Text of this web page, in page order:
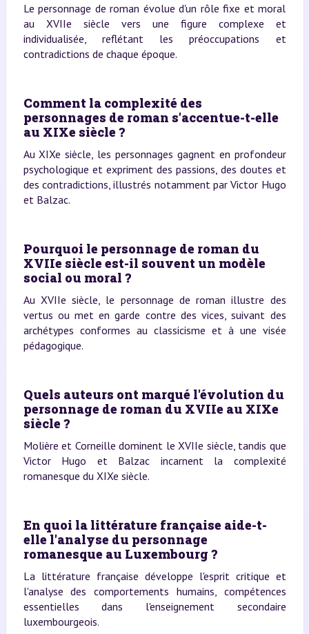
Le personnage de roman évolue d'un rôle fixe et moral
au XVIIe siècle vers une figure complexe et
individualisée, reflétant les préoccupations et
contradictions de chaque époque.
Comment la complexité des
personnages de roman s'accentue-t-elle
au XIXe siècle ?
Au XIXe siècle, les personnages gagnent en profondeur
psychologique et expriment des passions, des doutes et
des contradictions, illustrés notamment par Victor Hugo
et Balzac.
Pourquoi le personnage de roman du
XVIIe siècle est-il souvent un modèle
social ou moral ?
Au XVIIe siècle, le personnage de roman illustre des
vertus ou met en garde contre des vices, suivant des
archétypes conformes au classicisme et à une visée
pédagogique.
Quels auteurs ont marqué l'évolution du
personnage de roman du XVIIe au XIXe
siècle ?
Molière et Corneille dominent le XVIIe siècle, tandis que
Victor Hugo et Balzac incarnent la complexité
romanesque du XIXe siècle.
En quoi la littérature française aide-t-
elle l'analyse du personnage
romanesque au Luxembourg ?
La littérature française développe l'esprit critique et
l'analyse des comportements humains, compétences
essentielles dans l'enseignement secondaire
luxembourgeois.